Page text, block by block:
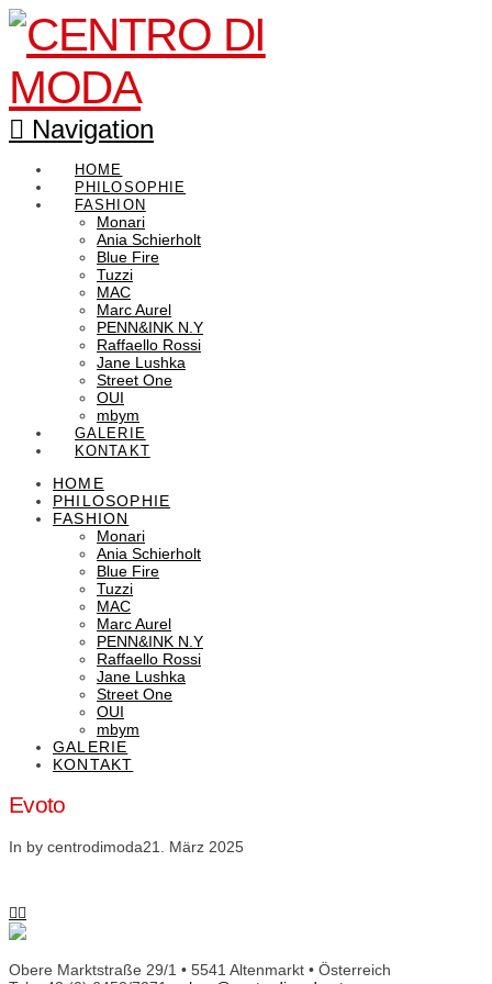
Navigation
HOME
PHILOSOPHIE
FASHION
Monari
Ania Schierholt
Blue Fire
Tuzzi
MAC
Marc Aurel
PENN&INK N.Y
Raffaello Rossi
Jane Lushka
Street One
OUI
mbym
GALERIE
KONTAKT
HOME
PHILOSOPHIE
FASHION
Monari
Ania Schierholt
Blue Fire
Tuzzi
MAC
Marc Aurel
PENN&INK N.Y
Raffaello Rossi
Jane Lushka
Street One
OUI
mbym
GALERIE
KONTAKT
Evoto
In by centrodimoda21. März 2025
Obere Marktstraße 29/1 • 5541 Altenmarkt • Österreich